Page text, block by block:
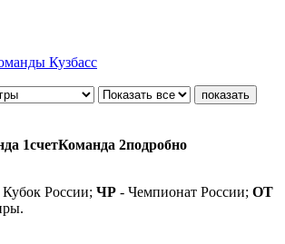
Кузбасс
1счетКоманда 2подробно
Кубок России; ЧР - Чемпионат России; ОТ